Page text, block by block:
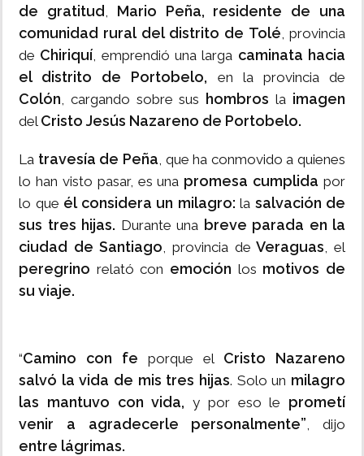
de gratitud , Mario Peña, residente de una
comunidad rural del distrito de Tolé, provincia
de Chiriquí, emprendió una larga caminata hacia
el distrito de Portobelo, en la provincia de
Colón, cargando sobre sus hombrosla imagen
del Cristo Jesús Nazareno de Portobelo.
La travesía de Peña, que ha conmovido a quienes
lo han visto pasar, es una promesa cumplida por
lo que él considera un milagro: la salvación de
sus tres hijas. Durante una breve parada en la
ciudad de Santiago, provincia de Veraguas, el
peregrino relató con emoción los motivos de
su viaje.
“Camino con fe porque el Cristo Nazareno
salvó la vida de mis tres hijas. Solo un milagro
las mantuvo con vida, y por eso le prometí
venir a agradecerle personalmente”, dijo
entre lágrimas.